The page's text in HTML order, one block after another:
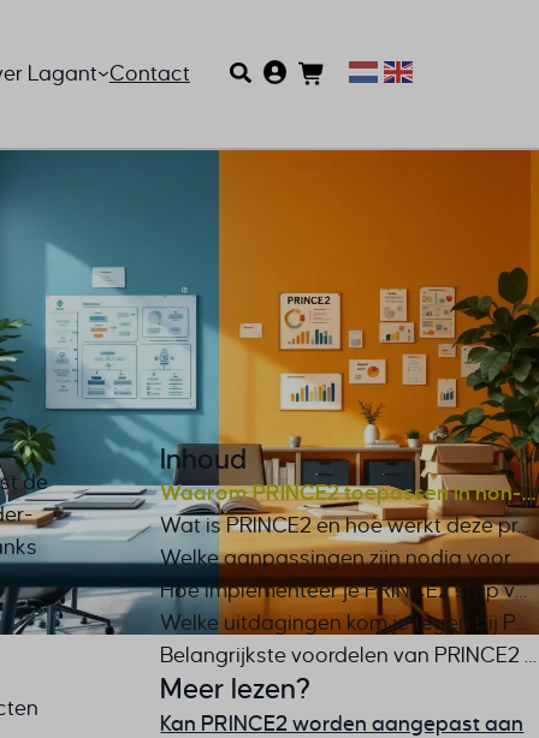
Lagant Contact
de
Inhoud
Waarom PRINCE2 toepassen in non-profitorganisaties?
Wat is PRINCE2 en hoe werkt deze projectmethodologie?
Welke aanpassingen zijn nodig voor PRINCE2 implementatie in non-profits?
Hoe implementeer je PRINCE2 stap voor stap in je non-profitorganisatie?
Welke uitdagingen kom je tegen bij PRINCE2 in de non-profit sector?
Belangrijkste voordelen van PRINCE2 voor non-profitorganisaties
Meer lezen?
Kan PRINCE2 worden aangepast aan